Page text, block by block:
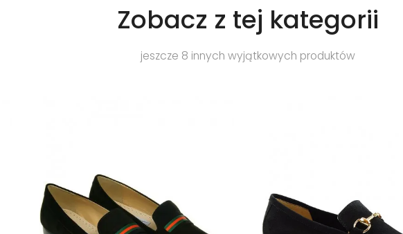
Zobacz z tej kategorii
jeszcze 8 innych wyjątkowych produktów